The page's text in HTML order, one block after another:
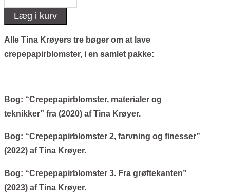
Crepepapirblomster
Læg i kurv
Alle Tina Krøyers tre bøger om at lave
crepepapirblomster, i en samlet pakke:
Bog: “Crepepapirblomster, materialer og
teknikker” fra (2020) af Tina Krøyer.
Bog: “Crepepapirblomster 2, farvning og finesser”
(2022) af Tina Krøyer.
Bog: “Crepepapirblomster 3. Fra grøftekanten”
(2023) af Tina Krøyer.